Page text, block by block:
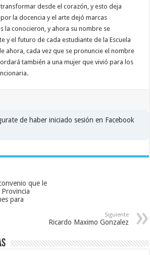
desde el corazón, y esto deja
la docencia y el arte dejó marcas
la conocieron, y ahora su nombre se
y el futuro de cada estudiante de la Escuela
ahora, cada vez que se pronuncie el nombre
también a una mujer que vivió para los
de haber iniciado sesión en Facebook
que le
para
Siguiente
Ricardo Maximo Gonzalez